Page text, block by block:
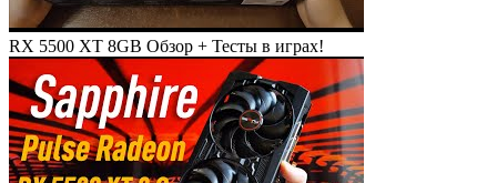
RX 5500 XT 8GB Обзор + Тесты в играх!